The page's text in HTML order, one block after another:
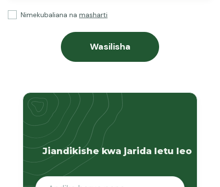
Nimekubaliana na masharti
Jiandikishe kwa jarida letu leo